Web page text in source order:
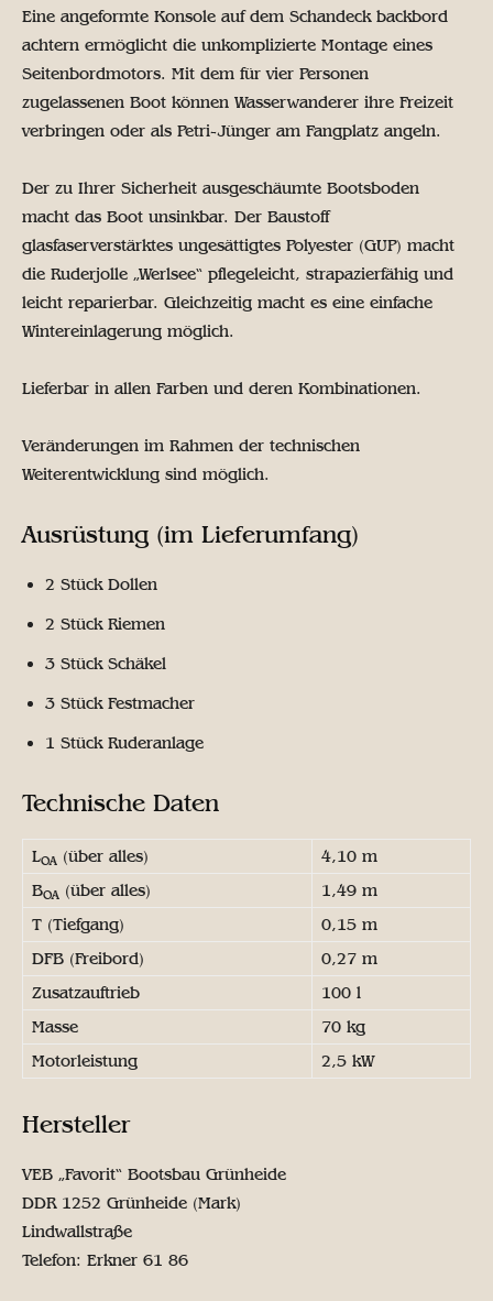
Eine angeformte Konsole auf dem Schandeck backbord
achtern ermöglicht die unkomplizierte Montage eines
Seitenbordmotors. Mit dem für vier Personen
zugelassenen Boot können Wasserwanderer ihre Freizeit
verbringen oder als Petri-Jünger am Fangplatz angeln.
Der zu Ihrer Sicherheit ausgeschäumte Bootsboden
macht das Boot unsinkbar. Der Baustoff
glasfaserverstärktes ungesättigtes Polyester (GUP) macht
die Ruderjolle „Werlsee“ pflegeleicht, strapazierfähig und
leicht reparierbar. Gleichzeitig macht es eine einfache
Wintereinlagerung möglich.
Lieferbar in allen Farben und deren Kombinationen.
Veränderungen im Rahmen der technischen
Weiterentwicklung sind möglich.
Ausrüstung (im Lieferumfang)
2 Stück Dollen
2 Stück Riemen
3 Stück Schäkel
3 Stück Festmacher
1 Stück Ruderanlage
Technische Daten
LOA (über alles)
4,10 m
BOA (über alles)
1,49 m
T (Tiefgang)
0,15 m
DFB (Freibord)
0,27 m
Zusatzauftrieb
100 l
Masse
70 kg
Motorleistung
2,5 kW
Hersteller
VEB „Favorit“ Bootsbau Grünheide
DDR 1252 Grünheide (Mark)
Lindwallstraße
Telefon: Erkner 61 86